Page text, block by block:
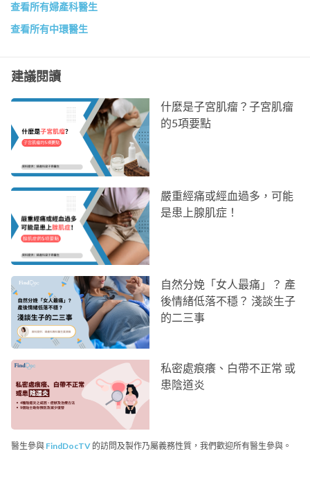
查看所有婦產科醫生
查看所有中環醫生
建議閱讀
什麼是子宮肌瘤？子宮肌瘤
的5項要點
嚴重經痛或經血過多，可能
是患上腺肌症！
自然分娩「女人最痛」？ 產
後情緒低落不穩？ 淺談生子
的二三事
私密處痕癢、白帶不正常 或
患陰道炎
醫生參與 FindDocTV 的訪問及製作乃屬義務性質，我們歡迎所有醫生參與。